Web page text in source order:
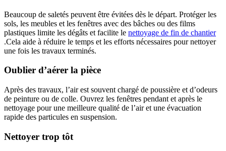
Beaucoup de saletés peuvent être évitées dès le départ. Protéger les
sols, les meubles et les fenêtres avec des bâches ou des films
plastiques limite les dégâts et facilite le nettoyage de fin de chantier
.Cela aide à réduire le temps et les efforts nécessaires pour nettoyer
une fois les travaux terminés.
Oublier d’aérer la pièce
Après des travaux, l’air est souvent chargé de poussière et d’odeurs
de peinture ou de colle. Ouvrez les fenêtres pendant et après le
nettoyage pour une meilleure qualité de l’air et une évacuation
rapide des particules en suspension.
Nettoyer trop tôt